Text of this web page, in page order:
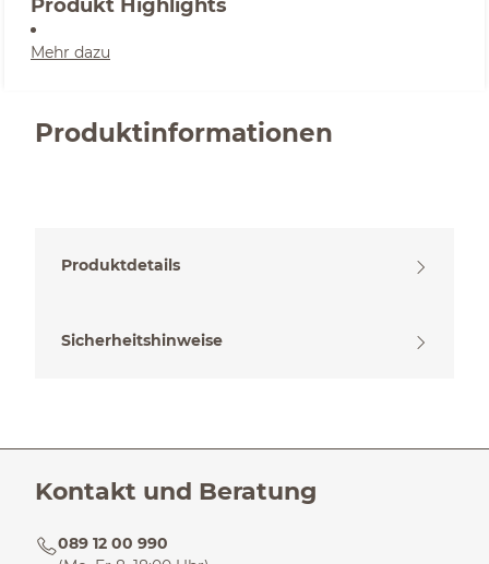
Produkt Highlights
Mehr dazu
Produktinformationen
Produktdetails
Sicherheitshinweise
Kontakt und Beratung
089 12 00 990